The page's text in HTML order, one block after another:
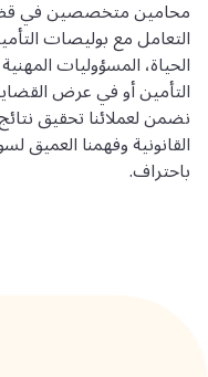
محامين متخصصين في
التعامل مع بوليصات
الحياة، المسؤوليات
التأمين أو في عرض
نضمن لعملائنا تحقيق
القانونية وفهمنا العميق
باحتراف.